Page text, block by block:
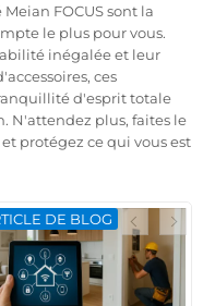
les détecteurs de
des éléments
efficace. Dans cet
ce que vous devez
leurs différents types et
soit pour votre domicile
ou de votre entreprise
de qualité
FOCUS sont la
le plus pour vous.
inégalée et leur
ces
d'esprit totale
N'attendez plus, faites le
protégez ce qui vous est
DE BLOG